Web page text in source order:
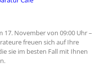
17. November von 09:00 Uhr –
freuen sich auf Ihre
sie im besten Fall mit Ihnen